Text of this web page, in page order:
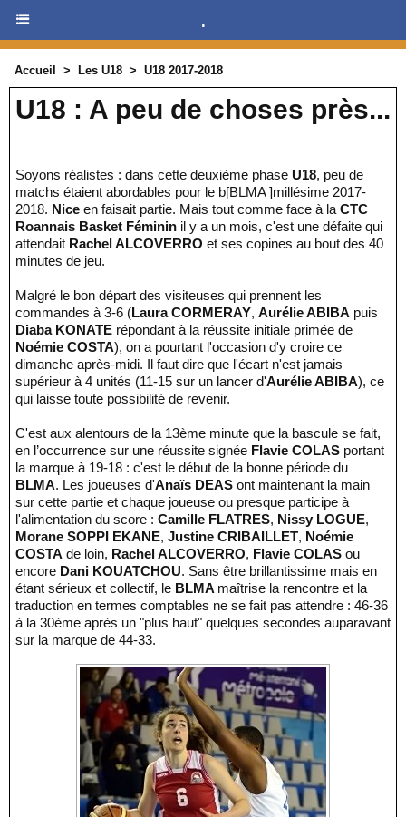
.
Accueil > Les U18 > U18 2017-2018
U18 : A peu de choses près...
Soyons réalistes : dans cette deuxième phase U18, peu de
matchs étaient abordables pour le b[BLMA ]millésime 2017-
2018. Nice en faisait partie. Mais tout comme face à la CTC
Roannais Basket Féminin il y a un mois, c'est une défaite qui
attendait Rachel ALCOVERRO et ses copines au bout des 40
minutes de jeu.
Malgré le bon départ des visiteuses qui prennent les
commandes à 3-6 (Laura CORMERAY, Aurélie ABIBA puis
Diaba KONATE répondant à la réussite initiale primée de
Noémie COSTA), on a pourtant l'occasion d'y croire ce
dimanche après-midi. Il faut dire que l'écart n'est jamais
supérieur à 4 unités (11-15 sur un lancer d'Aurélie ABIBA), ce
qui laisse toute possibilité de revenir.
C'est aux alentours de la 13ème minute que la bascule se fait,
en l’occurrence sur une réussite signée Flavie COLAS portant
la marque à 19-18 : c'est le début de la bonne période du
BLMA. Les joueuses d'Anaïs DEAS ont maintenant la main
sur cette partie et chaque joueuse ou presque participe à
l'alimentation du score : Camille FLATRES, Nissy LOGUE,
Morane SOPPI EKANE, Justine CRIBAILLET, Noémie
COSTA de loin, Rachel ALCOVERRO, Flavie COLAS ou
encore Dani KOUATCHOU. Sans être brillantissime mais en
étant sérieux et collectif, le BLMA maîtrise la rencontre et la
traduction en termes comptables ne se fait pas attendre : 46-36
à la 30ème après un "plus haut" quelques secondes auparavant
sur la marque de 44-33.